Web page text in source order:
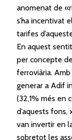
anomenat de
s’ha incentivat
tarifes
En aquest
per concepte
ferroviària. Amb
generar a Adif
(32,1% més en
d’aquests fons,
van invertir en
sobretot les